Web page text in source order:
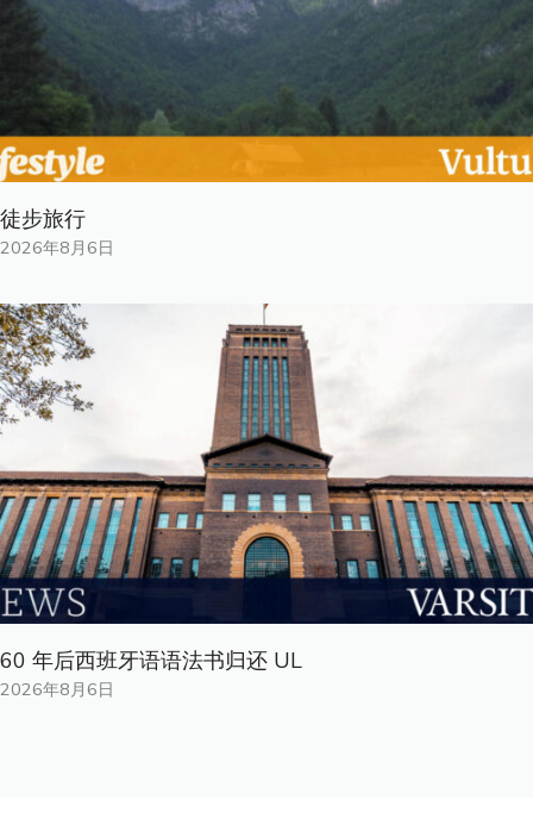
徒步旅行
2026年8月6日
60 年后西班牙语语法书归还 UL
2026年8月6日